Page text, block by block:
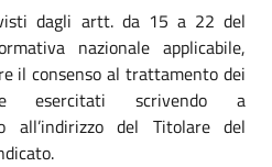
dagli artt. da 15 a 22 del
nazionale applicabile,
il consenso al trattamento dei
esercitati scrivendo a
all’indirizzo del Titolare del